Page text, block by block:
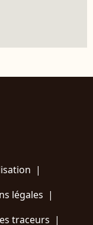
|
légales |
traceurs |